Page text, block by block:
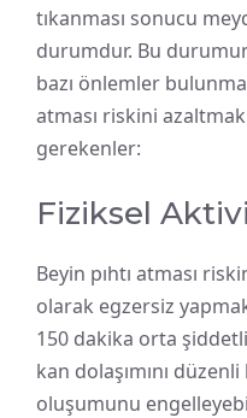
tıkanması sonucu
durumdur. Bu
bazı önlemler
atması riskini
gerekenler:
Fiziksel
Beyin pıhtı atması
olarak egzersiz
150 dakika orta
kan dolaşımını
oluşumunu